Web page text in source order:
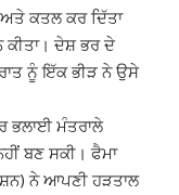
ਕਤਲ ਕਰ ਦਿੱਤਾ
ਦੇਸ਼ ਭਰ ਦੇ
ਨੂੰ ਇੱਕ ਭੀੜ ਨੇ ਉਸੇ
ਭਲਾਈ ਮੰਤਰਾਲੇ
ਬਣ ਸਕੀ। ਫੈਮਾ
ਨੇ ਆਪਣੀ ਹੜਤਾਲ